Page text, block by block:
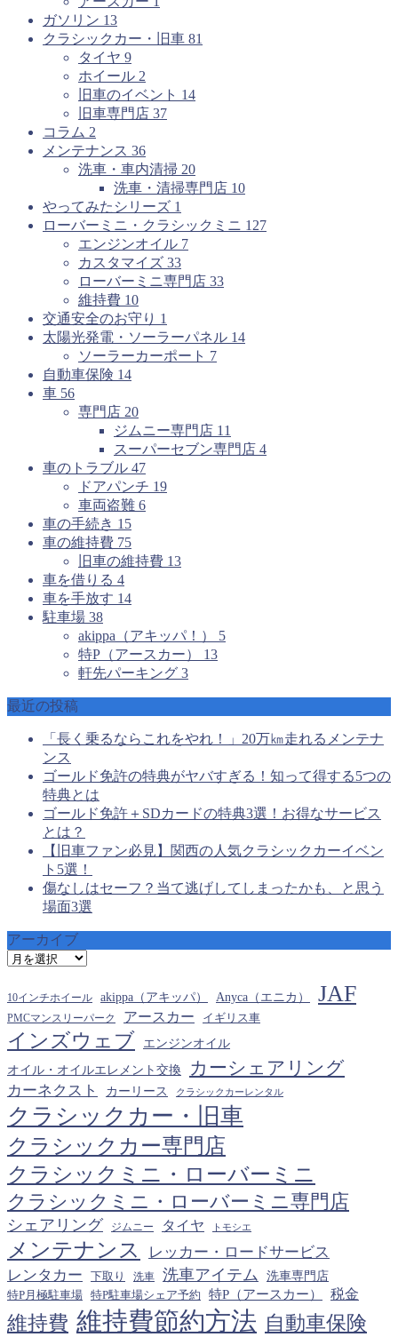
ガソリン 13
クラシックカー・旧車 81
タイヤ 9
ホイール 2
旧車のイベント 14
旧車専門店 37
コラム 2
メンテナンス 36
洗車・車内清掃 20
洗車・清掃専門店 10
やってみたシリーズ 1
ローバーミニ・クラシックミニ 127
エンジンオイル 7
カスタマイズ 33
ローバーミニ専門店 33
維持費 10
交通安全のお守り 1
太陽光発電・ソーラーパネル 14
ソーラーカーポート 7
自動車保険 14
車 56
専門店 20
ジムニー専門店 11
スーパーセブン専門店 4
車のトラブル 47
ドアパンチ 19
車両盗難 6
車の手続き 15
車の維持費 75
旧車の維持費 13
車を借りる 4
車を手放す 14
駐車場 38
akippa（アキッパ！） 5
特P（アースカー） 13
軒先パーキング 3
最近の投稿
「長く乗るならこれをやれ！」20万㎞走れるメンテナ
ンス
ゴールド免許の特典がヤバすぎる！知って得する5つの
特典とは
ゴールド免許＋SDカードの特典3選！お得なサービス
とは？
【旧車ファン必見】関西の人気クラシックカーイベン
ト5選！
傷なしはセーフ？当て逃げしてしまったかも、と思う
場面3選
アーカイブ
ア
カ
イ
ブ
10インチホイール akippa（アキッパ） Anyca（エニカ） JAF
PMCマンスリーパーク アースカー イギリス車
インズウェブ エンジンオイル
オイル・オイルエレメント交換 カーシェアリング
カーネクスト カーリース クラシックカーレンタル
クラシックカー・旧車
クラシックカー専門店
クラシックミニ・ローバーミニ
クラシックミニ・ローバーミニ専門店
シェアリング ジムニー タイヤ トモシエ
メンテナンス
レッカー・ロードサービス
レンタカー
下取り 洗車 洗車アイテム
洗車専門店
特P月極駐車場
特P駐車場シェア予約 特P（アースカー） 税金
維持費 維持費節約方法 自動車保険